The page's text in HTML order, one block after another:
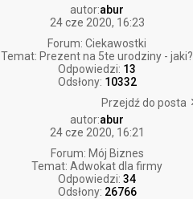
autor:abur
24 cze 2020, 16:23
Forum:Ciekawostki
Temat: Prezent na 5te urodziny - jaki?
Odpowiedzi: 13
Odsłony: 10332
Przejdź do posta
autor:abur
24 cze 2020, 16:21
Forum: Mój Biznes
Temat:Adwokat dla firmy
Odpowiedzi:34
Odsłony: 26766